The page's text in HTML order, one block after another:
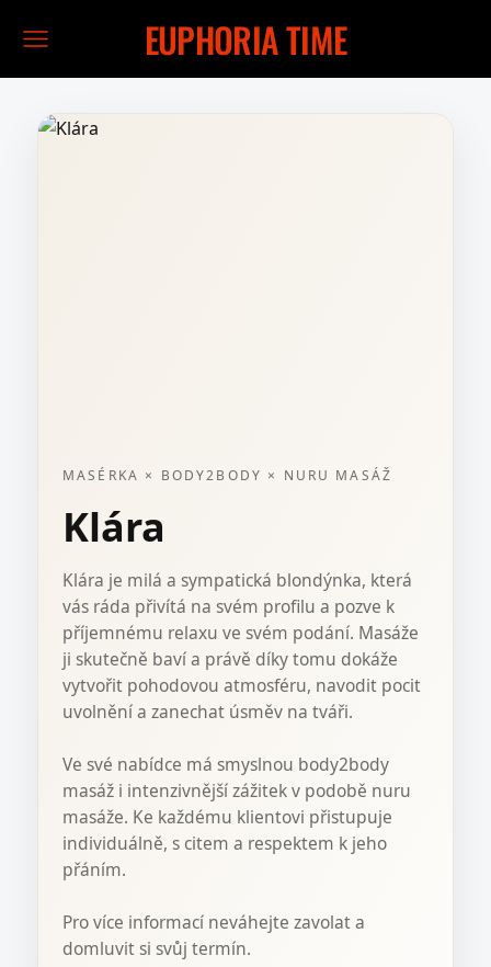
EUPHORIA TIME
MASÉRKA × BODY2BODY × NURU MASÁŽ
Klára
Klára je milá a sympatická blondýnka, která
vás ráda přivítá na svém profilu a pozve k
příjemnému relaxu ve svém podání. Masáže
ji skutečně baví a právě díky tomu dokáže
vytvořit pohodovou atmosféru, navodit pocit
uvolnění a zanechat úsměv na tváři.
Ve své nabídce má smyslnou body2body
masáž i intenzivnější zážitek v podobě nuru
masáže. Ke každému klientovi přistupuje
individuálně, s citem a respektem k jeho
přáním.
Pro více informací neváhejte zavolat a
domluvit si svůj termín.